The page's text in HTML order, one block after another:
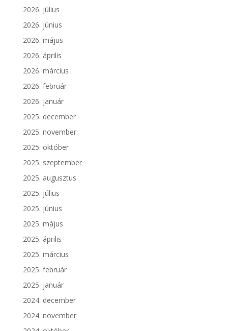
2026. július
2026. június
2026. május
2026. április
2026. március
2026. február
2026. január
2025. december
2025. november
2025. október
2025. szeptember
2025. augusztus
2025. július
2025. június
2025. május
2025. április
2025. március
2025. február
2025. január
2024. december
2024. november